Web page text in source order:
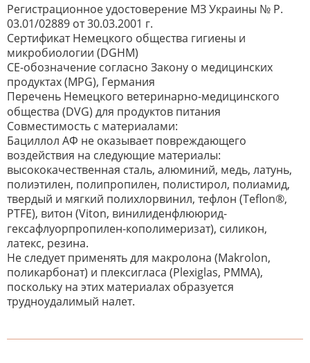
Регистрационное удостоверение МЗ Украины № Р.
03.01/02889 от 30.03.2001 г.
Сертификат Немецкого общества гигиены и
микробиологии (DGHM)
СЕ-обозначение согласно Закону о медицинских
продуктах (MPG), Германия
Перечень Немецкого ветеринарно-медицинского
общества (DVG) для продуктов питания
Совместимость с материалами:
Бациллол АФ не оказывает повреждающего
воздействия на следующие материалы:
высококачественная сталь, алюминий, медь, латунь,
полиэтилен, полипропилен, полистирол, полиамид,
твердый и мягкий полихлорвинил, тефлон (Teflon®,
PTFE), витон (Viton, винилиденфлююрид-
гексафлуорпропилен-кополимеризат), силикон,
латекс, резина.
Не следует применять для макролона (Makrolon,
поликарбонат) и плексигласа (Plexiglas, РММА),
поскольку на этих материалах образуется
трудноудалимый налет.
К настоящему времени нет